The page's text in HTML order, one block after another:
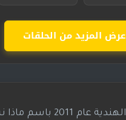
عرض المزيد من الحلقات
هو مسلسل تقليدي هندي عرض لأول